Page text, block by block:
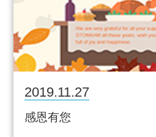
2019.11.27
感恩有您